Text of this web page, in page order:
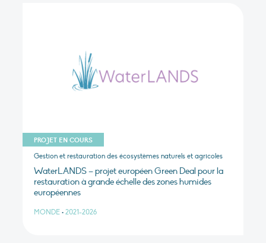
PROJET EN COURS
Gestion et restauration des écosystèmes naturels et agricoles
WaterLANDS – projet européen Green Deal pour la
restauration à grande échelle des zones humides
européennes
MONDE • 2021-2026